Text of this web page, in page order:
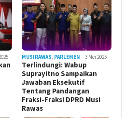
MUSIRAWAS, PARLEMEN 3 Mei 2025
Terlindungi: Wabup
Suprayitno Sampaikan
Jawaban Eksekutif
Tentang Pandangan
Fraksi-Fraksi DPRD Musi
Rawas